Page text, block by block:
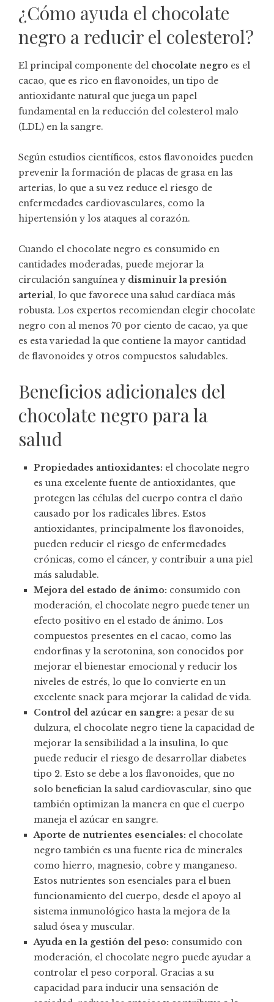
¿Cómo ayuda el chocolate
negro a reducir el colesterol?
El principal componente del chocolate negro es el
cacao, que es rico en flavonoides, un tipo de
antioxidante natural que juega un papel
fundamental en la reducción del colesterol malo
(LDL) en la sangre.
Según estudios científicos, estos flavonoides pueden
prevenir la formación de placas de grasa en las
arterias, lo que a su vez reduce el riesgo de
enfermedades cardiovasculares, como la
hipertensión y los ataques al corazón.
Cuando el chocolate negro es consumido en
cantidades moderadas, puede mejorar la
circulación sanguínea y disminuir la presión
arterial, lo que favorece una salud cardíaca más
robusta. Los expertos recomiendan elegir chocolate
negro con al menos 70 por ciento de cacao, ya que
es esta variedad la que contiene la mayor cantidad
de flavonoides y otros compuestos saludables.
Beneficios adicionales del
chocolate negro para la
salud
Propiedades antioxidantes: el chocolate negro
es una excelente fuente de antioxidantes, que
protegen las células del cuerpo contra el daño
causado por los radicales libres. Estos
antioxidantes, principalmente los flavonoides,
pueden reducir el riesgo de enfermedades
crónicas, como el cáncer, y contribuir a una piel
más saludable.
Mejora del estado de ánimo: consumido con
moderación, el chocolate negro puede tener un
efecto positivo en el estado de ánimo. Los
compuestos presentes en el cacao, como las
endorfinas y la serotonina, son conocidos por
mejorar el bienestar emocional y reducir los
niveles de estrés, lo que lo convierte en un
excelente snack para mejorar la calidad de vida.
Control del azúcar en sangre: a pesar de su
dulzura, el chocolate negro tiene la capacidad de
mejorar la sensibilidad a la insulina, lo que
puede reducir el riesgo de desarrollar diabetes
tipo 2. Esto se debe a los flavonoides, que no
solo benefician la salud cardiovascular, sino que
también optimizan la manera en que el cuerpo
maneja el azúcar en sangre.
Aporte de nutrientes esenciales: el chocolate
negro también es una fuente rica de minerales
como hierro, magnesio, cobre y manganeso.
Estos nutrientes son esenciales para el buen
funcionamiento del cuerpo, desde el apoyo al
sistema inmunológico hasta la mejora de la
salud ósea y muscular.
Ayuda en la gestión del peso: consumido con
moderación, el chocolate negro puede ayudar a
controlar el peso corporal. Gracias a su
capacidad para inducir una sensación de